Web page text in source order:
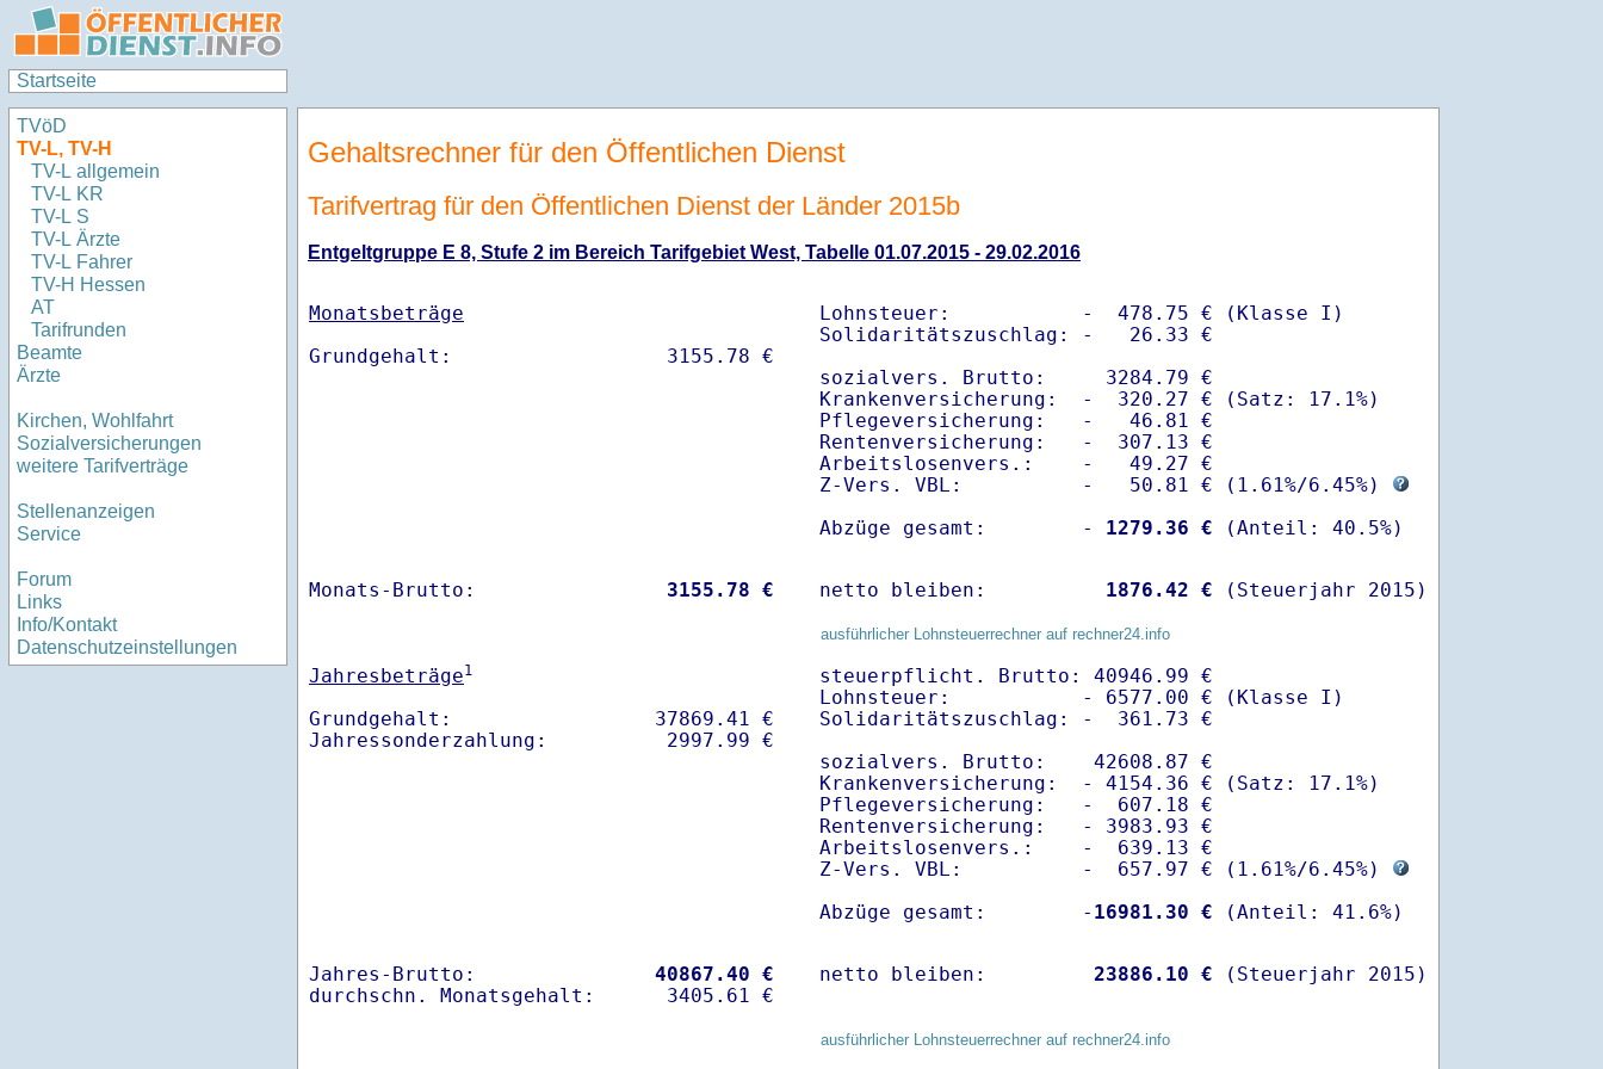
Startseite
TVöD
TV-L, TV-H
TV-L allgemein
TV-L KR
TV-L S
TV-L Ärzte
TV-L Fahrer
TV-H Hessen
AT
Tarifrunden
Beamte
Ärzte
Kirchen, Wohlfahrt
Sozialversicherungen
weitere Tarifverträge
Stellenanzeigen
Service
Forum
Links
Info/Kontakt
Datenschutzeinstellungen
Gehaltsrechner für den Öffentlichen Dienst
Tarifvertrag für den Öffentlichen Dienst der Länder 2015b
Entgeltgruppe E 8, Stufe 2 im Bereich Tarifgebiet West, Tabelle 01.07.2015 - 29.02.2016
Monatsbeträge
Lohnsteuer:           -  478.75 € (Klasse I)
Solidaritätszuschlag: -   26.33 €
sozialvers. Brutto:     3284.79 €
Krankenversicherung:  -  320.27 € (Satz: 17.1%)
Pflegeversicherung:   -   46.81 €
Rentenversicherung:   -  307.13 €
Arbeitslosenvers.:    -   49.27 €
Z-Vers. VBL:          -   50.81 € ( 1.61%/6.45%)
Abzüge gesamt:        -
1279.36 €
Monats-Brutto: 3155.78 € netto bleiben: 1876.42 € (Steuerjahr 2015)
ausführlicher Lohnsteuerrechner auf rechner24.info
Jahresbeträge1
Grundgehalt:                 37869.41 €
steuerpflicht. Brutto: 40946.99 €
Lohnsteuer:           - 6577.00 € (Klasse I)
Solidaritätszuschlag: -  361.73 €
sozialvers. Brutto:    42608.87 €
Krankenversicherung:  - 4154.36 € (Satz: 17.1%)
Pflegeversicherung:   -  607.18 €
Rentenversicherung:   - 3983.93 €
Arbeitslosenvers.:    -  639.13 €
Z-Vers. VBL:          -  657.97 € ( 1.61%/6.45%)
Abzüge gesamt:        - 16981.30 €
Jahres-Brutto: 40867.40 €
netto bleiben: 23886.10 € (Steuerjahr 2015)
ausführlicher Lohnsteuerrechner auf rechner24.info